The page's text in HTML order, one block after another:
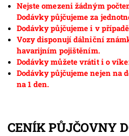
Nejste omezeni žádným
Dodávky půjčujeme za
Dodávky půjčujeme i v
Vozy disponují dálniční
havarijním pojištěním.
Dodávky můžete vrátit i o
Dodávky půjčujeme nejen na
na 1 den.
CENÍK PŮJČOVNY